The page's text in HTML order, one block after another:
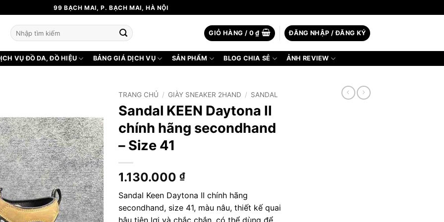
99 BẠCH MAI, P. BẠCH MAI, HÀ NỘI
Tìm
kiếm:
GIỎ HÀNG / 0₫ ĐĂNG NHẬP / ĐĂNG KÝ
VỤ ĐỒ DA, ĐỒ HIỆU BẢNG GIÁ DỊCH VỤ SẢN PHẨM BLOG CHIA SẺ ẢNH REVIEW
TRANG CHỦ / GIÀY SNEAKER 2HAND / SANDAL
Sandal KEEN Daytona II
chính hãng secondhand
– Size 41
1.130.000 ₫
Sandal Keen Daytona II chính hãng
secondhand, size 41, màu nâu, thiết kế quai
hậu tiện lợi và chắc chắn, có thể dùng để